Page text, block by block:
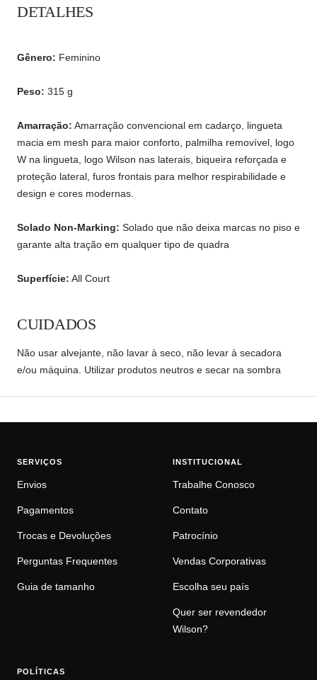
DETALHES
Gênero: Feminino
Peso: 315 g
Amarração: Amarração convencional em cadarço, lingueta
macia em mesh para maior conforto, palmilha removível, logo
W na lingueta, logo Wilson nas laterais, biqueira reforçada e
proteção lateral, furos frontais para melhor respirabilidade e
design e cores modernas.
Solado Non-Marking: Solado que não deixa marcas no piso e
garante alta tração em qualquer tipo de quadra
Superfície: All Court
CUIDADOS
Não usar alvejante, não lavar à seco, não levar à secadora
e/ou máquina. Utilizar produtos neutros e secar na sombra
SERVIÇOS
Envios
Pagamentos
Trocas e Devoluções
Perguntas Frequentes
Guia de tamanho
INSTITUCIONAL
Trabalhe Conosco
Contato
Patrocínio
Vendas Corporativas
Escolha seu país
Quer ser revendedor
Wilson?
POLÍTICAS